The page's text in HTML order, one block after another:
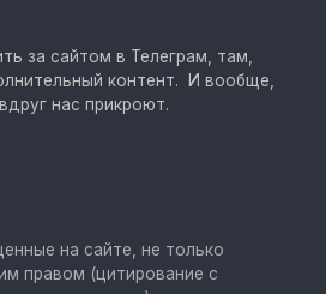
за сайтом в Телеграм, там,
контент. И вообще,
нас прикроют.
на сайте, не только
правом (цитирование с